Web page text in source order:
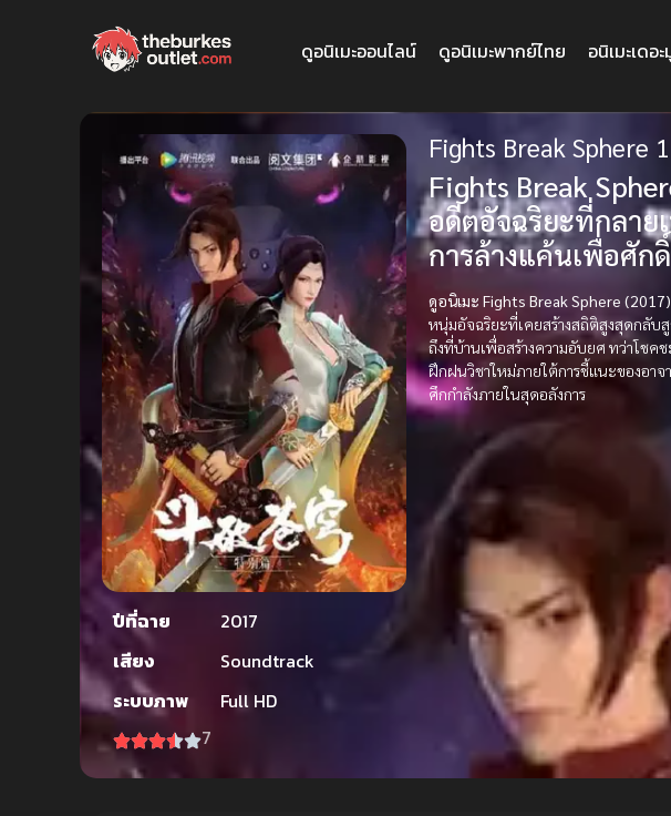
ดูอนิเมะออนไลน์ ดูอนิเมะพากย์ไทย อนิเมะเดอ
ปีที่ฉาย
2017
เสียง
Soundtrack
ระบบภาพ
Full HD
7
Fights Break
Fights Break
อดีตอัจฉริยะที่กลา
การล้างแค้นเพื่อศัก
ดูอนิเมะ Fights Break Sphere
หนุ่มอัจฉริยะที่เคยสร้างสถิติสูงสุดกลับ
ถึงที่บ้านเพื่อสร้างความอับยศ ทว่าโช
ฝึกฝนวิชาใหม่ภายใต้การชี้แนะของอา
ศึกกำลังภายในสุดอลังการ